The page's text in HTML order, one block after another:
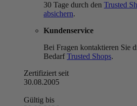
30 Tage durch den Trusted
absichern.
Kundenservice
Bei Fragen kontaktieren Sie
BedarfTrusted Shops.
Zertifiziert seit
30.08.2005
Gültig bis